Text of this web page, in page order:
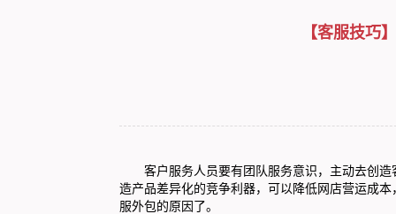
【客服技巧
客户服务人员要有团队服务意识，主动去创造
造产品差异化的竞争利器，可以降低网店营运成
服外包的原因了。